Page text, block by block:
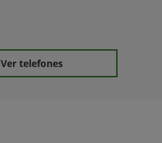
Ver telefones